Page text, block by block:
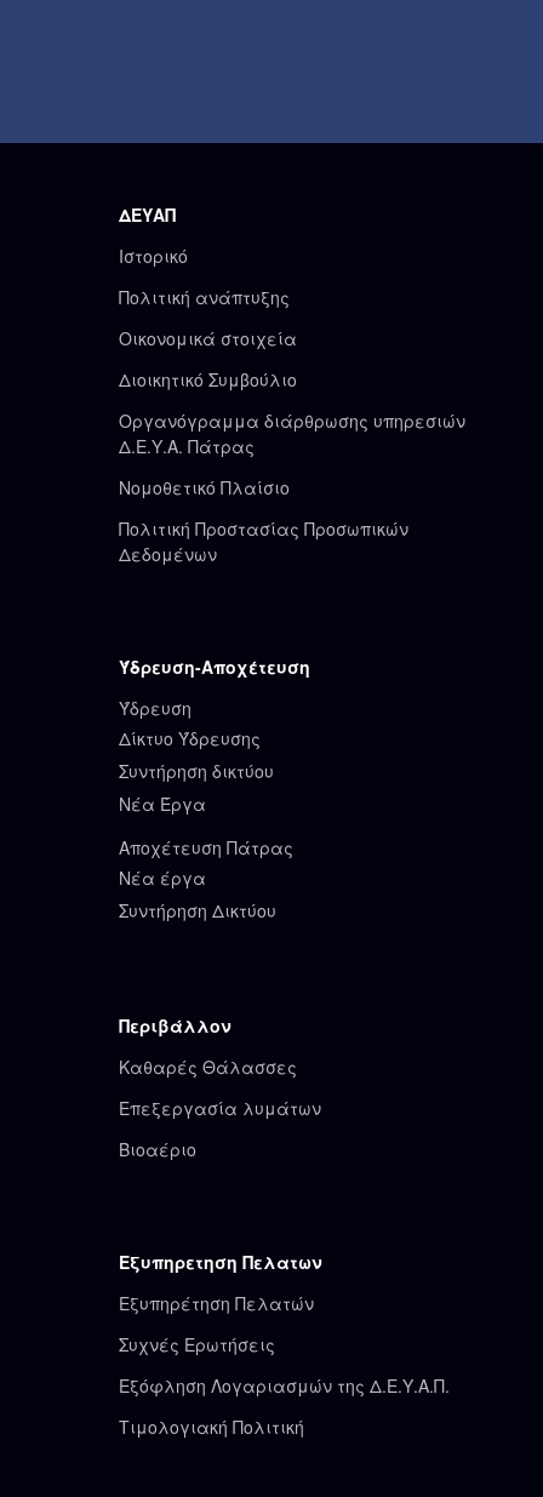
ΔΕΥΑΠ
Ιστορικό
Πολιτική ανάπτυξης
Οικονομικά στοιχεία
Διοικητικό Συμβούλιο
Οργανόγραμμα διάρθρωσης υπηρεσιών
Δ.Ε.Υ.Α. Πάτρας
Νομοθετικό Πλαίσιο
Πολιτική Προστασίας Προσωπικών
Δεδομένων
Ύδρευση-Αποχέτευση
Ύδρευση
Δίκτυο Ύδρευσης
Συντήρηση δικτύου
Νέα Έργα
Αποχέτευση Πάτρας
Νέα έργα
Συντήρηση Δικτύου
Περιβάλλον
Καθαρές Θάλασσες
Επεξεργασία λυμάτων
Βιοαέριο
Εξυπηρετηση Πελατων
Εξυπηρέτηση Πελατών
Συχνές Ερωτήσεις
Εξόφληση Λογαριασμών της Δ.Ε.Υ.Α.Π.
Τιμολογιακή Πολιτική